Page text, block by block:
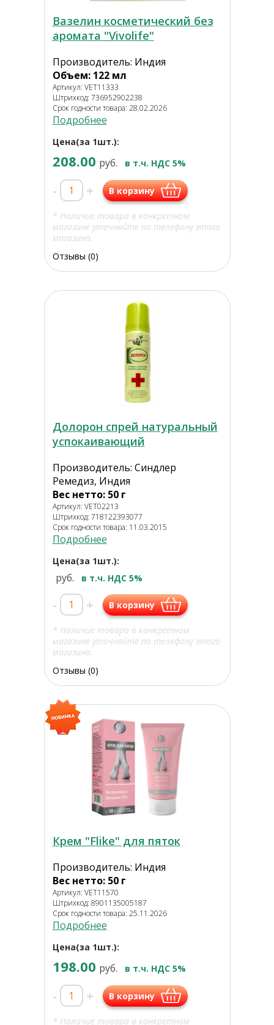
Вазелин косметический без
аромата "Vivolife"
Производитель: Индия
Объем: 122 мл
Артикул: VET11333
Штрихкод: 736952902238
Срок годности товара: 28.02.2026
Подробнее
Цена(за 1шт.):
208.00 руб. в т.ч. НДС 5%
- + В корзину
* Наличие товара в конкретном
магазине уточняйте по телефону этого
магазина.
Отзывы (0)
Долорон спрей натуральный
успокаивающий
Производитель: Синдлер
Ремедиз, Индия
Вес нетто: 50 г
Артикул: VET02213
Штрихкод: 718122393077
Срок годности товара: 11.03.2015
Подробнее
Цена(за 1шт.):
руб. в т.ч. НДС 5%
- + В корзину
* Наличие товара в конкретном
магазине уточняйте по телефону этого
магазина.
Отзывы (0)
Крем "Flike" для пяток
Производитель: Индия
Вес нетто: 50 г
Артикул: VET11570
Штрихкод: 8901135005187
Срок годности товара: 25.11.2026
Подробнее
Цена(за 1шт.):
198.00 руб. в т.ч. НДС 5%
- + В корзину
* Наличие товара в конкретном